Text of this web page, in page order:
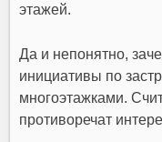
этажей.
Да и непонятно,
инициативы по
многоэтажками.
противоречат